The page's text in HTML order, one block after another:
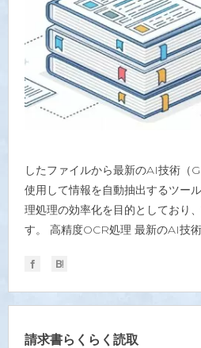
したファイルから最新のAI技術
使用して情報を自動抽出するツー
理処理の効率化を目的としており
す。 高精度OCR処理 最新のAI技
請求書らくらく読取